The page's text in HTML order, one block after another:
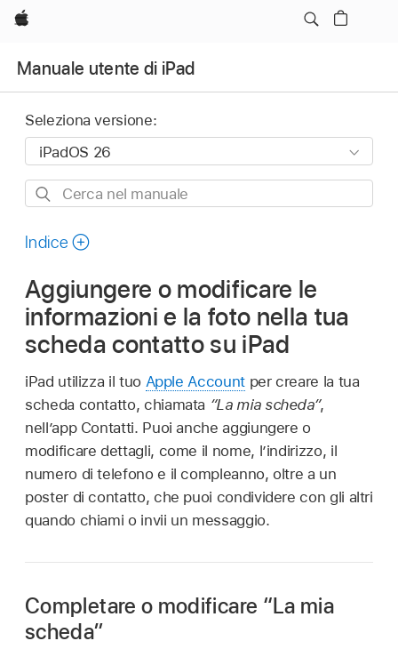
Apple
Manuale utente di iPad
Seleziona versione:
Cerca
manuale
Indice
Aggiungere o modificare le
informazioni e la foto nella tua
scheda contatto su iPad
iPad utilizza il tuo Apple Accountper creare la tua
scheda contatto, chiamata “La mia scheda”,
nell’app Contatti. Puoi anche aggiungere o
modificare dettagli, come il nome, l’indirizzo, il
numero di telefono e il compleanno, oltre a un
poster di contatto, che puoi condividere con gli altri
quando chiami o invii un messaggio.
Completare o modificare “La mia
scheda”